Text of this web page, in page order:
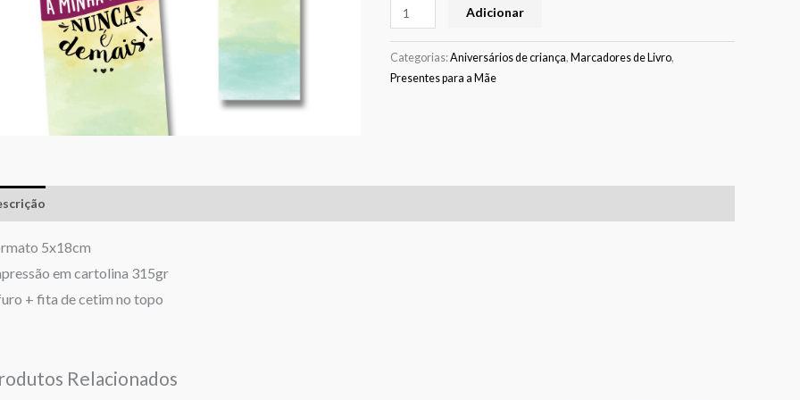
Adicionar
Categorias:Aniversários de criança, Marcadores de Livro,
Presentes para a Mãe
5x18cm
em cartolina 315gr
+ fita de cetim no topo
Relacionados